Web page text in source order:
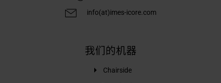
info(at)imes-icore.com
我们的机器
Chairside